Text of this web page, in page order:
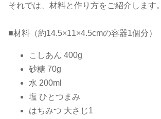
それでは、材料と作り方をご紹介します。
■材料（約14.5×11×4.5cmの容器1個分）
こしあん 400g
砂糖 70g
水 200ml
塩 ひとつまみ
はちみつ 大さじ1